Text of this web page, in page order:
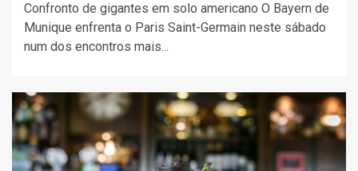
Confronto de gigantes em solo americano O Bayern de
Munique enfrenta o Paris Saint-Germain neste sábado
num dos encontros mais...